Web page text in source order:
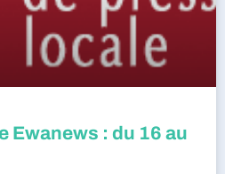
Ewanews : du 16 au